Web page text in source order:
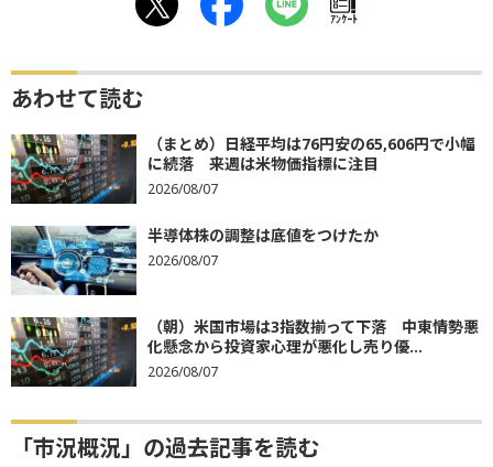
ｱﾝｹｰﾄ
あわせて読む
（まとめ）日経平均は76円安の65,606円で小幅
に続落 来週は米物価指標に注目
2026/08/07
半導体株の調整は底値をつけたか
2026/08/07
（朝）米国市場は3指数揃って下落 中東情勢悪
化懸念から投資家心理が悪化し売り優...
2026/08/07
「市況概況」の過去記事を読む